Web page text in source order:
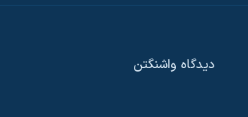
دیدگاه‌ واشنگتن